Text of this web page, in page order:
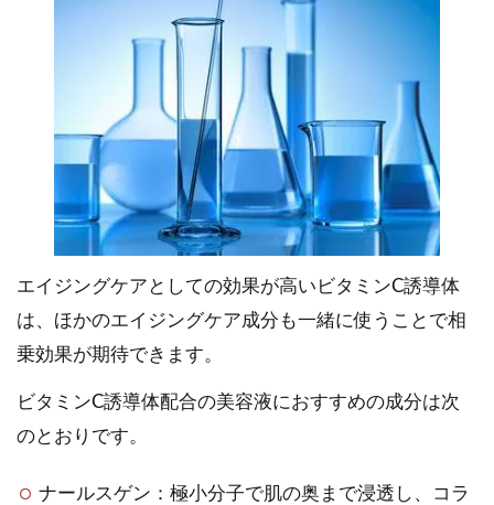
エイジングケアとしての効果が高いビタミンC誘導体
は、ほかのエイジングケア成分も一緒に使うことで相
乗効果が期待できます。
ビタミンC誘導体配合の美容液におすすめの成分は次
のとおりです。
ナールスゲン：極小分子で肌の奥まで浸透し、コラ